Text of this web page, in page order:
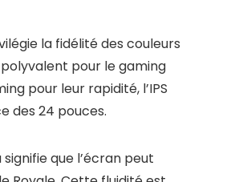
la fidélité des couleurs
polyvalent pour le gaming
pour leur rapidité, l’IPS
des 24 pouces.
que l’écran peut